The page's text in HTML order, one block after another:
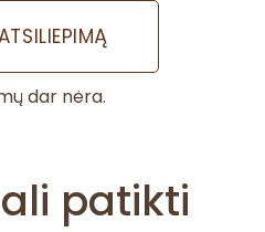
dar nėra.
patikti